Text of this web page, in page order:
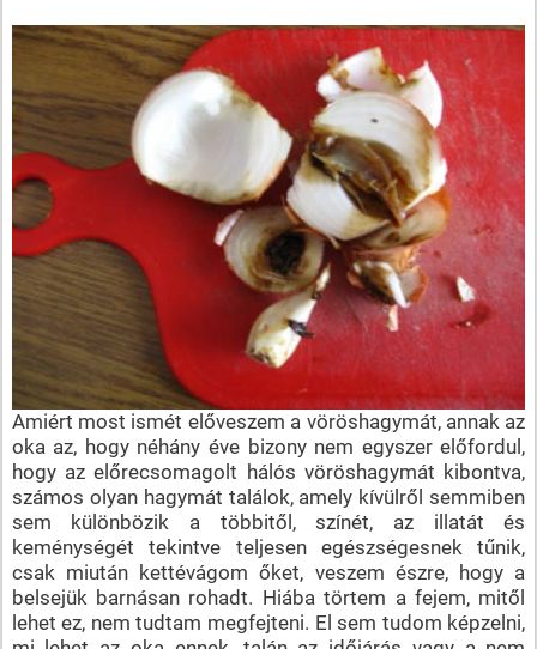
Amiért most ismét előveszem a vöröshagymát, annak az
oka az, hogy néhány éve bizony nem egyszer előfordul,
hogy az előrecsomagolt hálós vöröshagymát kibontva,
számos olyan hagymát találok, amely kívülről semmiben
sem különbözik a többitől, színét, az illatát és
keménységét tekintve teljesen egészségesnek tűnik,
csak miután kettévágom őket, veszem észre, hogy a
belsejük barnásan rohadt. Hiába törtem a fejem, mitől
lehet ez, nem tudtam megfejteni. El sem tudom képzelni,